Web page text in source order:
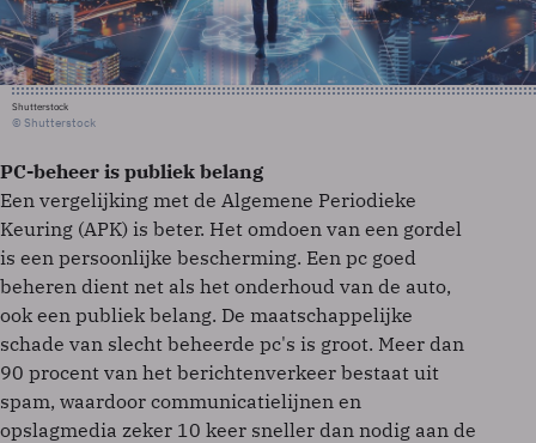
Shutterstock
© Shutterstock
PC-beheer is publiek belang
Een vergelijking met de Algemene Periodieke
Keuring (APK) is beter. Het omdoen van een gordel
is een persoonlijke bescherming. Een pc goed
beheren dient net als het onderhoud van de auto,
ook een publiek belang. De maatschappelijke
schade van slecht beheerde pc's is groot. Meer dan
90 procent van het berichtenverkeer bestaat uit
spam, waardoor communicatielijnen en
opslagmedia zeker 10 keer sneller dan nodig aan de